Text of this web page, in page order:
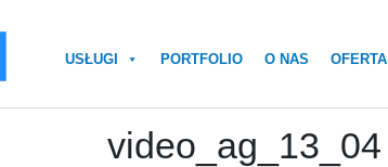
USŁUGI PORTFOLIO O NAS OFERTA
video_ag_13_04